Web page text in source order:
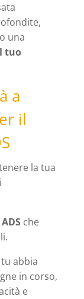
una
tuo
a
il
la tua
che
abbia
in corso,
e